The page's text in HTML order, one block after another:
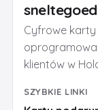
sneltegoed
Cyfrowe karty
klientów w
SZYBKIE LINKI